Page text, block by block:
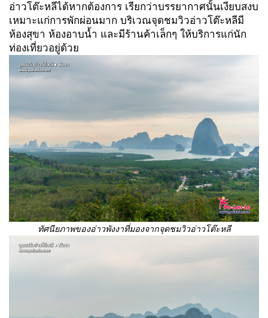
อ่าวโต๊ะหลีได้หากต้องการ เรียกว่าบรรยากาศนั้นเงียบสงบ
เหมาะแก่การพักผ่อนมาก บริเวณจุดชมวิวอ่าวโต๊ะหลีมี
ห้องสุขา ห้องอาบน้ำ และมีร้านค้าเล็กๆ ให้บริการแก่นัก
ท่องเที่ยวอยู่ด้วย
ทัศนียภาพของอ่าวพังงาที่มองจากจุดชมวิวอ่าวโต๊ะหลี